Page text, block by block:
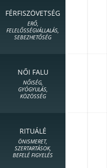
FÉRFISZÖVETSÉG
ERŐ,
FELELŐSSÉGVÁLLALÁS,
SEBEZHETŐSÉG
NŐI FALU
NŐISÉG,
GYÓGYULÁS,
KÖZÖSSÉG
RITUÁLÉ
ÖNISMERET,
SZERTARTÁSOK,
BEFELÉ FIGYELÉS